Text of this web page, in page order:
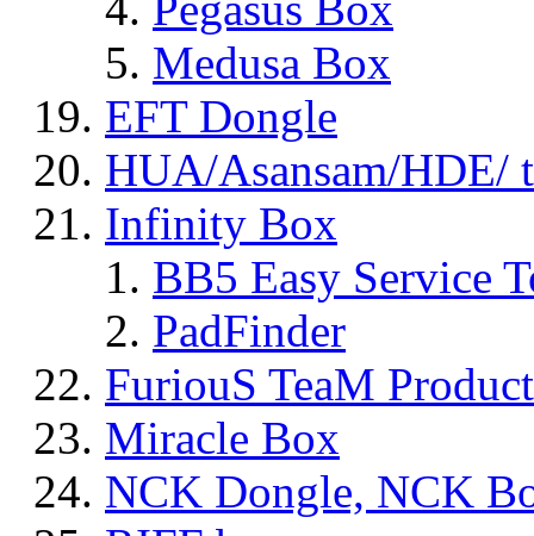
Medusa Box
EFT Dongle
HUA/Asansam/HDE/
Infinity Box
BB5 Easy Service
PadFinder
FuriouS TeaM
Miracle Box
NCK Dongle, NCK